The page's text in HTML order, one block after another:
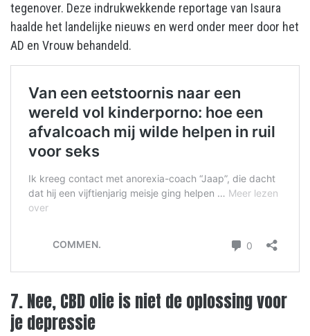
tegenover. Deze indrukwekkende reportage van Isaura
haalde het landelijke nieuws en werd onder meer door het
AD en Vrouw behandeld.
7. Nee, CBD olie is niet de oplossing voor
je depressie